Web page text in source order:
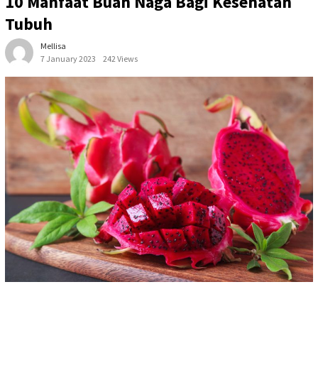
Tubuh
Mellisa
7 January 2023
242 Views